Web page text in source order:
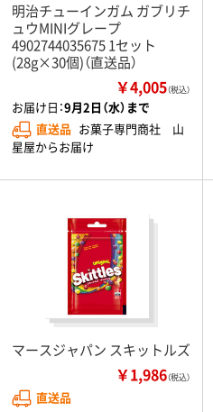
明治チューインガム ガブリチ
ュウMINIグレープ
4902744035675 1セット
(28g×30個)（直送品）
￥4,005（税込）
お届け日：9月2日（水）まで
直送品 お菓子専門商社 山
星屋からお届け
マースジャパン スキットルズ
￥1,986（税込）
直送品